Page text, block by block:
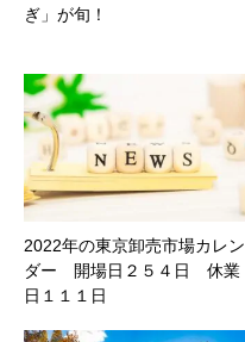
ぎ」が旬！
2022年の東京卸売市場カレン
ダー 開場日２５４日 休業
日１１１日